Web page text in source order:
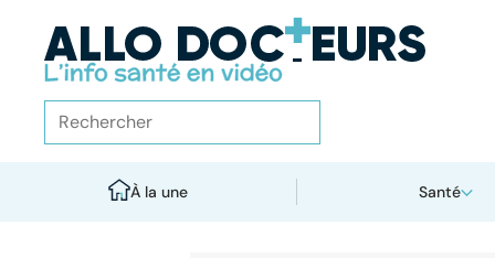
À la une Santé